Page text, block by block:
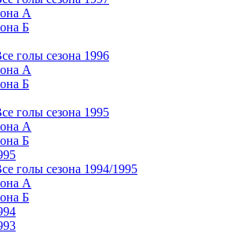
А
Б
голы сезона 1996
А
Б
голы сезона 1995
А
Б
голы сезона 1994/1995
А
Б